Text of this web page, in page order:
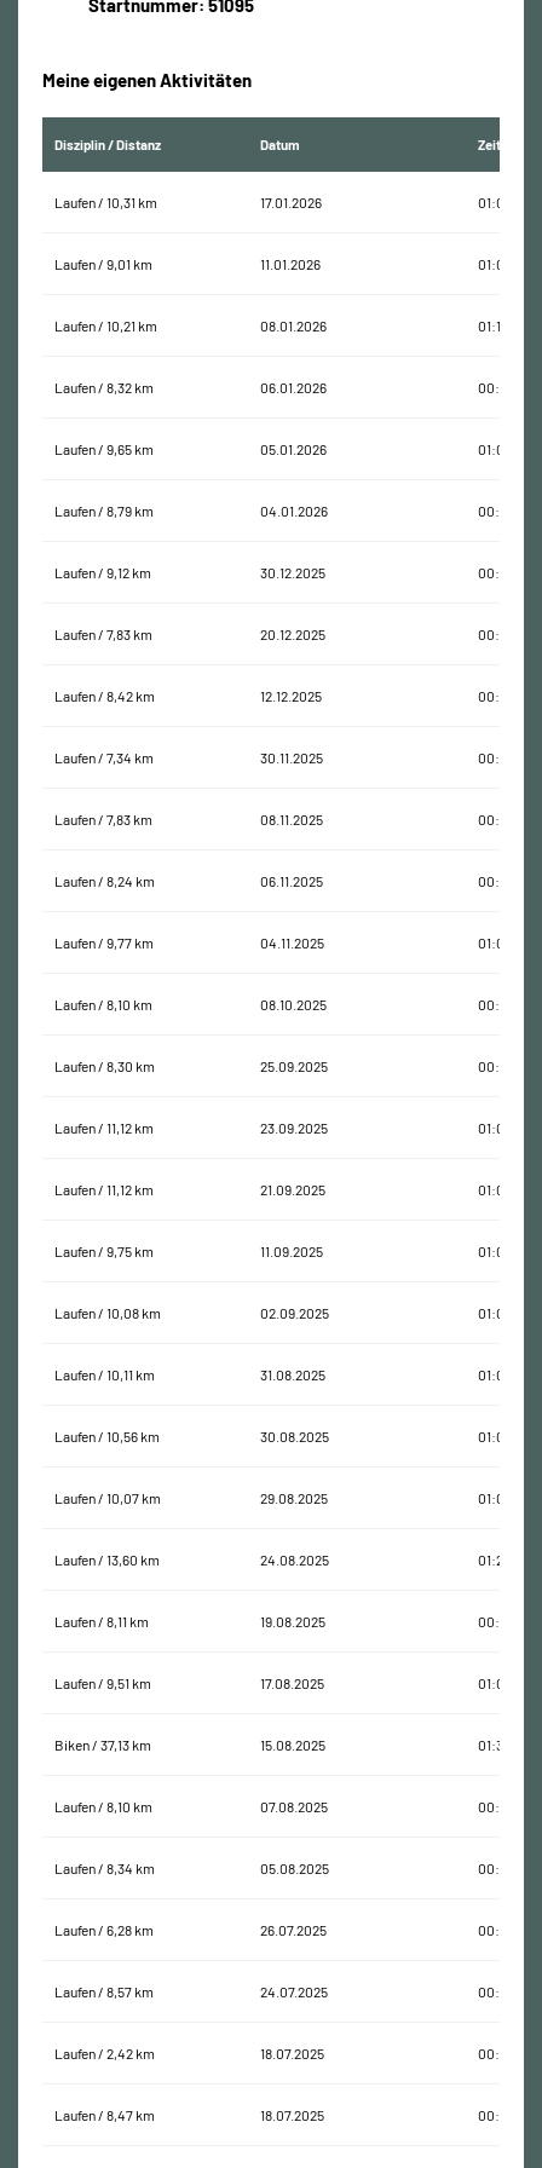
Startnummer: 51095
Meine eigenen Aktivitäten
Disziplin / Distanz Datum Zeit
Laufen / 10,31 km 17.01.2026 01:03:48
Laufen / 9,01 km 11.01.2026 01:02:22
Laufen / 10,21 km 08.01.2026 01:13:14
Laufen / 8,32 km 06.01.2026 00:53:45
Laufen / 9,65 km 05.01.2026 01:02:52
Laufen / 8,79 km 04.01.2026 00:56:55
Laufen / 9,12 km 30.12.2025 00:59:17
Laufen / 7,83 km 20.12.2025 00:49:52
Laufen / 8,42 km 12.12.2025 00:55:14
Laufen / 7,34 km 30.11.2025 00:47:44
Laufen / 7,83 km 08.11.2025 00:53:15
Laufen / 8,24 km 06.11.2025 00:54:57
Laufen / 9,77 km 04.11.2025 01:06:12
Laufen / 8,10 km 08.10.2025 00:53:00
Laufen / 8,30 km 25.09.2025 00:54:38
Laufen / 11,12 km 23.09.2025 01:09:25
Laufen / 11,12 km 21.09.2025 01:08:52
Laufen / 9,75 km 11.09.2025 01:01:10
Laufen / 10,08 km 02.09.2025 01:06:41
Laufen / 10,11 km 31.08.2025 01:03:43
Laufen / 10,56 km 30.08.2025 01:05:18
Laufen / 10,07 km 29.08.2025 01:03:24
Laufen / 13,60 km 24.08.2025 01:23:53
Laufen / 8,11 km 19.08.2025 00:49:46
Laufen / 9,51 km 17.08.2025 01:00:43
Biken / 37,13 km 15.08.2025 01:39:00
Laufen / 8,10 km 07.08.2025 00:51:29
Laufen / 8,34 km 05.08.2025 00:51:21
Laufen / 6,28 km 26.07.2025 00:38:57
Laufen / 8,57 km 24.07.2025 00:52:31
Laufen / 2,42 km 18.07.2025 00:14:40
Laufen / 8,47 km 18.07.2025 00:49:14